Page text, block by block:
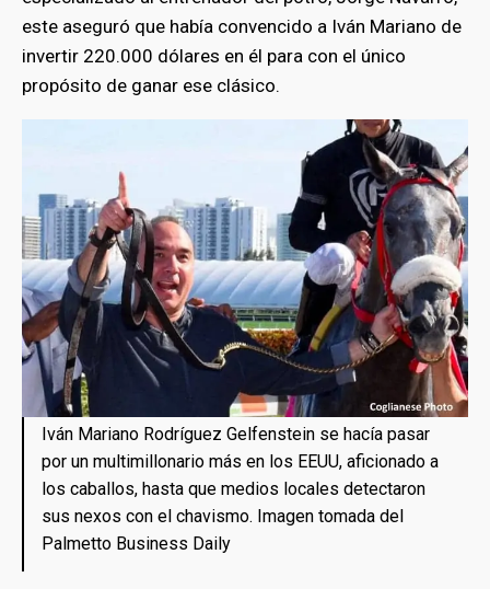
este aseguró que había convencido a Iván Mariano de
invertir 220.000 dólares en él para con el único
propósito de ganar ese clásico.
Iván Mariano Rodríguez Gelfenstein se hacía pasar
por un multimillonario más en los EEUU, aficionado a
los caballos, hasta que medios locales detectaron
sus nexos con el chavismo. Imagen tomada del
Palmetto Business Daily